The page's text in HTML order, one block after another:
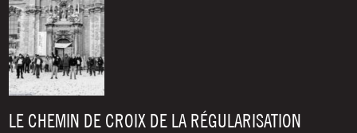
LE CHEMIN DE CROIX DE LA RÉGULARISATION